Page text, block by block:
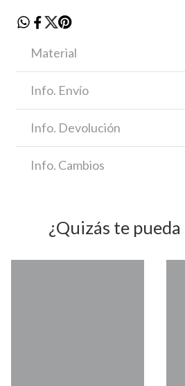
Material
Info. Envío
Info. Devolución
Info. Cambios
¿Quizás te